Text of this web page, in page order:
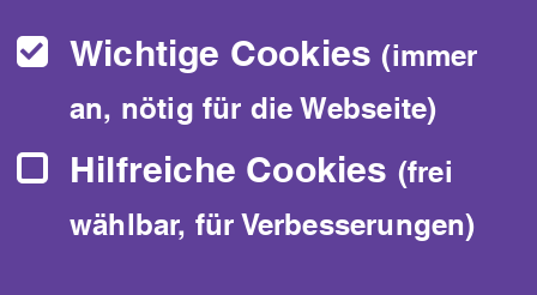
Mach mit bei DuDa. Probiere DuDa
aus. DuDa ist kostenlos. DuDa
macht Spaß.
Wichtige Cookies(immer
an, nötig für die Webseite)
Hilfreiche Cookies (frei
wählbar, für Verbesserungen)